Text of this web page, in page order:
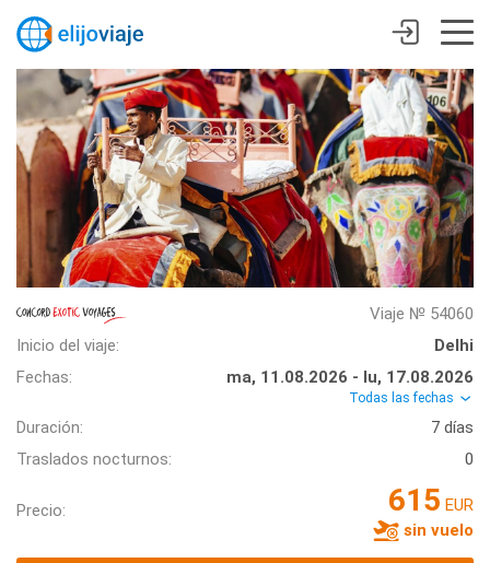
Viaje № 54060
Inicio del viaje:
Delhi
Fechas:
ma, 11.08.2026 - lu, 17.08.2026
Todas las fechas
Duración:
7 días
Traslados nocturnos:
0
Precio: 615 EUR
sin vuelo